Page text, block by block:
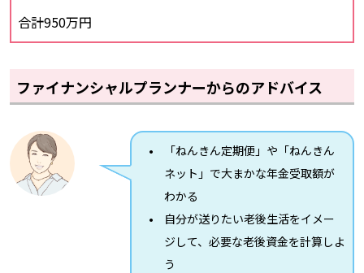
合計950万円
ファイナンシャルプランナーからのアドバイス
「ねんきん定期便」や「ねんきん
ネット」で大まかな年金受取額が
わかる
自分が送りたい老後生活をイメー
ジして、必要な老後資金を計算しよ
う